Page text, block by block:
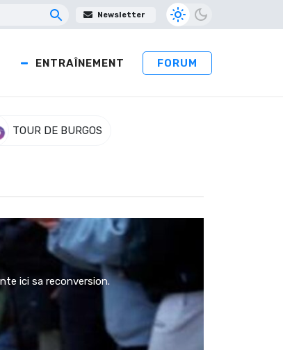
Newsletter
ENTRAÎNEMENT FORUM
TOUR DE BURGOS
ici sa reconversion.